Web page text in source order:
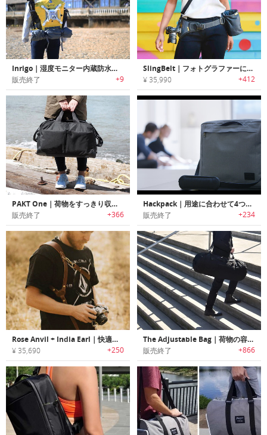
Inrigo｜湿度モニター内蔵防水カメラバッグ「インリゴ」
販売終了 +9
SlingBelt｜フォトグラファーに最適なカメラを簡単持ち運べるカメラキャリーソリューション 「スリングベルト」
¥ 35,990 +412
PAKT One｜荷物をすっきり収納可能なトラベルバッグ「パックワン」
販売終了 +366
Hackpack｜用途に合わせて4つのスタイルに変更可能な4イン1バッグ「ハックパック」
販売終了 +234
Rose Anvil + India Earl｜快適に写真撮影可能なレザーカメラハーネス
¥ 35,690 +250
The Adjustable Bag｜荷物の容量に合わせて3つのサイズに切り替え可能なコンバーチブルバッグ「タブ」
販売終了 +866